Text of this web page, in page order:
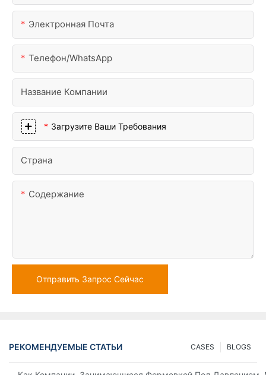
Электронная Почта
Телефон/WhatsApp
Название Компании
Загрузите Ваши Требования
Страна
Содержание
Отправить Запрос Сейчас
РЕКОМЕНДУЕМЫЕ СТАТЬИ BLOGS
CASES